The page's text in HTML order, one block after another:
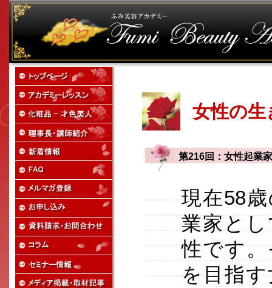
女性の
第216回：女性起業
現在58
業家と
性です
を目指